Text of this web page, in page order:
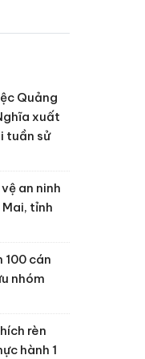
Quảng
xuất
tuần sử
an ninh
tỉnh
100 cán
nhóm
rèn
hành 1